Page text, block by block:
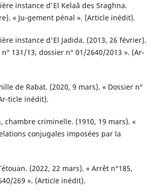
instance d'El Kelaâ des Sraghna.
« Ju-gement pénal ». (Article inédit).
instance d'El Jadida. (2013, 26 février).
131/13, dossier n° 01/2640/2013 ». (Ar-
de Rabat. (2020, 9 mars). « Dossier n°
ticle inédit).
chambre criminelle. (1910, 19 mars). «
conjugales imposées par la
(2022, 22 mars). « Arrêt n°185,
269 ». (Article inédit).